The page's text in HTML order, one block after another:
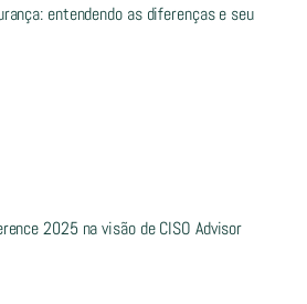
entendendo as diferenças e seu
2025 na visão de CISO Advisor